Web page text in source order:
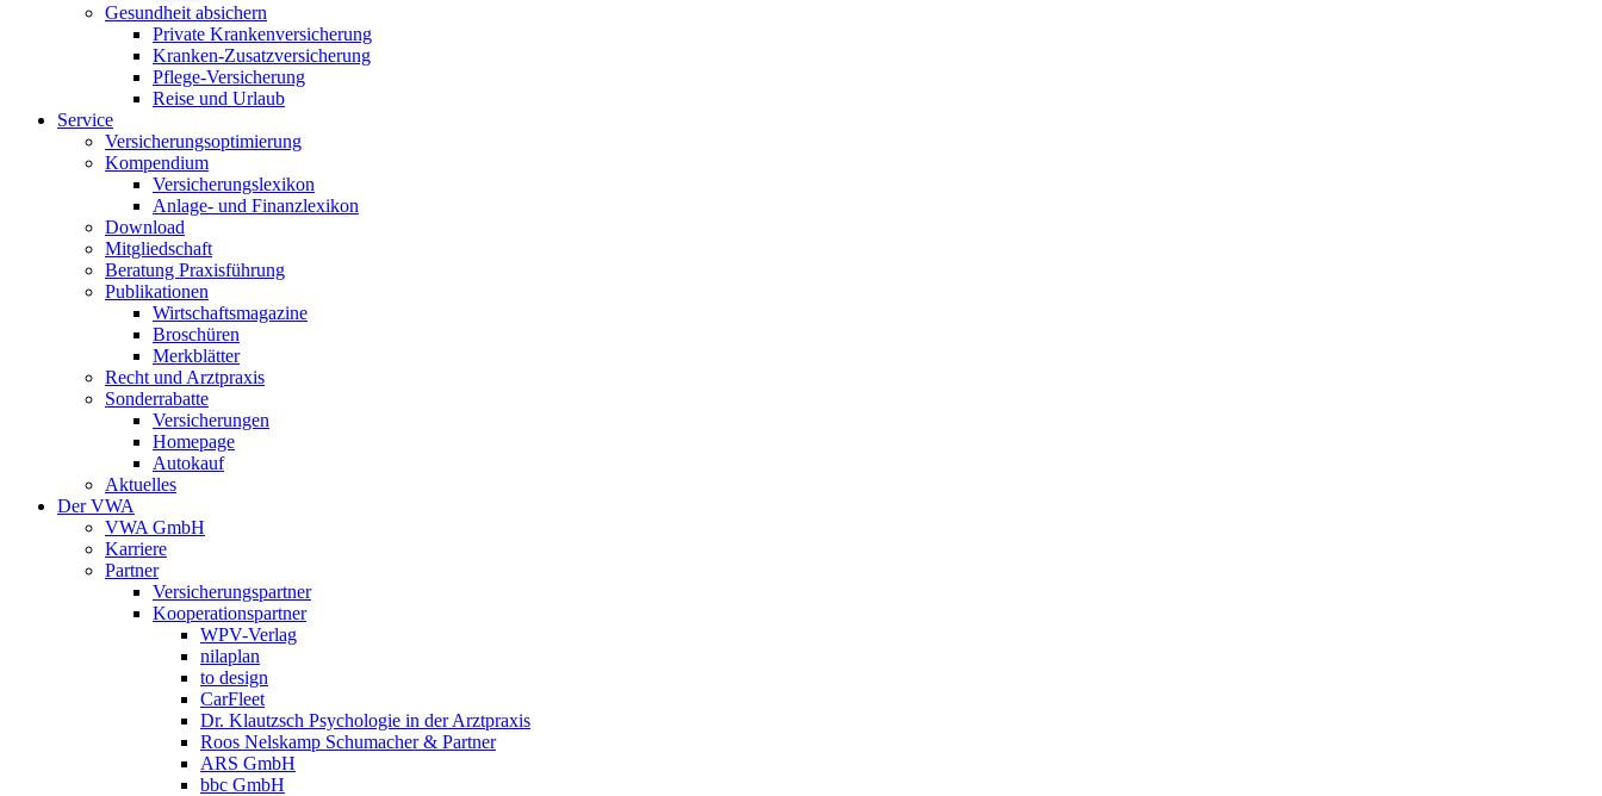
Gesundheit absichern
Private Krankenversicherung
Kranken-Zusatzversicherung
Pflege-Versicherung
Reise und Urlaub
Service
Versicherungsoptimierung
Kompendium
Versicherungslexikon
Anlage- und Finanzlexikon
Download
Mitgliedschaft
Beratung Praxisführung
Publikationen
Wirtschaftsmagazine
Broschüren
Merkblätter
Recht und Arztpraxis
Sonderrabatte
Versicherungen
Homepage
Autokauf
Aktuelles
Der VWA
VWA GmbH
Karriere
Partner
Versicherungspartner
Kooperationspartner
WPV-Verlag
nilaplan
to design
CarFleet
Dr. Klautzsch Psychologie in der Arztpraxis
Roos Nelskamp Schumacher & Partner
ARS GmbH
bbc GmbH